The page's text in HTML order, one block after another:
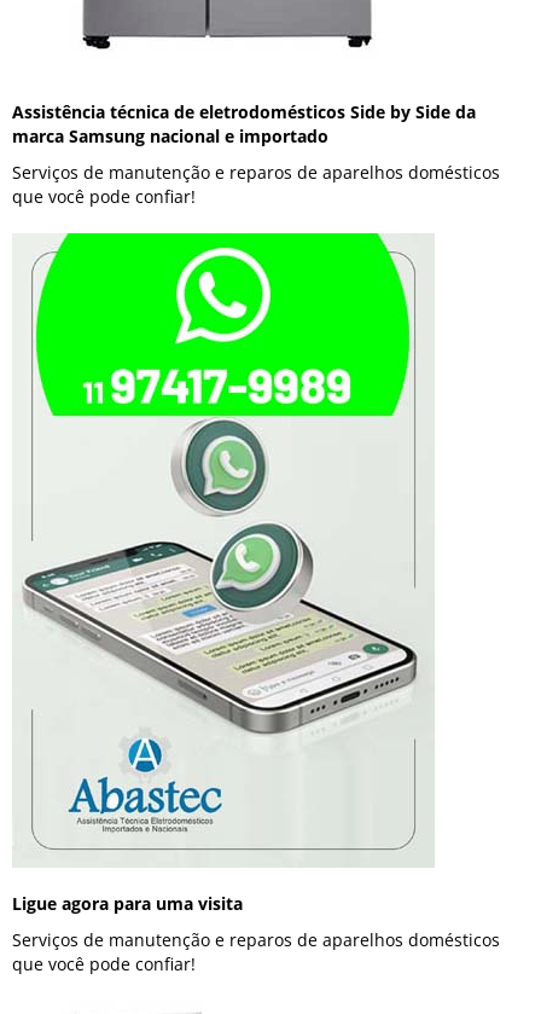
Assistência técnica de eletrodomésticos Side by Side da
marca Samsung nacional e importado
Serviços de manutenção e reparos de aparelhos domésticos
que você pode confiar!
Ligue agora para uma visita
Serviços de manutenção e reparos de aparelhos domésticos
que você pode confiar!